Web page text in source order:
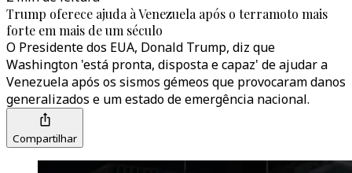
Trump oferece ajuda à Venezuela após o terramoto mais
forte em mais de um século
O Presidente dos EUA, Donald Trump, diz que
Washington 'está pronta, disposta e capaz' de ajudar a
Venezuela após os sismos gémeos que provocaram danos
generalizados e um estado de emergência nacional.
Compartilhar